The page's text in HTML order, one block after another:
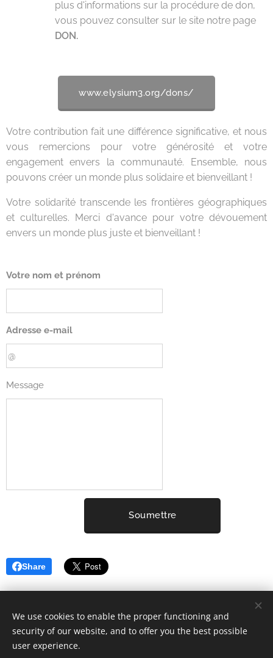
plus d'informations sur la procédure de don,
vous pouvez consulter sur le site notre page
DON.
www.elysium3.org/dons/
Votre contribution fait une différence significative, et nous
vous remercions pour votre générosité et votre
engagement envers la communauté. Ensemble, nous
pouvons créer un monde plus solidaire et bienveillant !
Votre solidarité transcende les frontières géographiques
et culturelles. Merci d'avance pour votre dévouement
envers un monde plus juste et bienveillant !
Votre nom et prénom
Adresse e-mail
Message
Soumettre
Share
2001-2025 ELYSIUM3 (c) Tous droits réservés.
We use cookies to enable the proper functioning and
security of our website, and to offer you the best possible
user experience.